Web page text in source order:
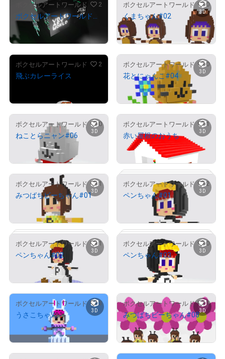
ボクセルアートワールド 2
¥ 1,000,000
3D
ボクセルアートワールド 0
くまちゃん#02
¥45,000
ボクセルアートワールド 2
飛ぶカレーライス
3D
ボクセルアートワールド 0
花とにゃんこ#04
15,000,000
3D
ボクセルアートワールド 0
ねことらニャン#06
2,900
3D
ボクセルアートワールド 1
赤い屋根のおうち
¥3,000
3D
ボクセルアートワールド 1
みつばちビーちゃん#01
3D
ボクセルアートワールド 2
ペンちゃん#01
3D
ボクセルアートワールド 1
ペンちゃん#02
# 1/2
3D
ボクセルアートワールド 0
ペンちゃん#03
6,000
3D
ボクセルアートワールド 3
うさこちゃん
55,000
3D
ボクセルアートワールド 1
みつばちビーちゃん#08
¥3,000